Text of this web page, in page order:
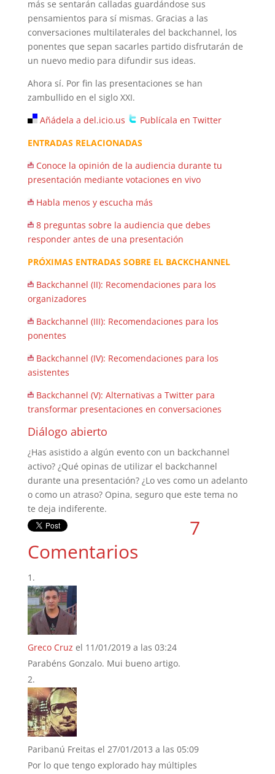
más se sentarán calladas guardándose sus
pensamientos para sí mismas. Gracias a las
conversaciones multilaterales del backchannel, los
ponentes que sepan sacarles partido disfrutarán de
un nuevo medio para difundir sus ideas.
Ahora sí. Por fin las presentaciones se han
zambullido en el siglo XXI.
Añádela a del.icio.us
Publícala en Twitter
ENTRADAS RELACIONADAS
Conoce la opinión de la audiencia durante tu
presentación mediante votaciones en vivo
Habla menos y escucha más
8 preguntas sobre la audiencia que debes
responder antes de una presentación
PRÓXIMAS ENTRADAS SOBRE EL BACKCHANNEL
Backchannel (II): Recomendaciones para los
organizadores
Backchannel (III): Recomendaciones para los
ponentes
Backchannel (IV): Recomendaciones para los
asistentes
Backchannel (V): Alternativas a Twitter para
transformar presentaciones en conversaciones
Diálogo abierto
¿Has asistido a algún evento con un backchannel
activo? ¿Qué opinas de utilizar el backchannel
durante una presentación? ¿Lo ves como un adelanto
o como un atraso? Opina, seguro que este tema no
te deja indiferente.
7
Comentarios
Greco Cruz el 11/01/2019 a las 03:24
Parabéns Gonzalo. Mui bueno artigo.
Paribanú Freitas el 27/01/2013 a las 05:09
Por lo que tengo explorado hay múltiples